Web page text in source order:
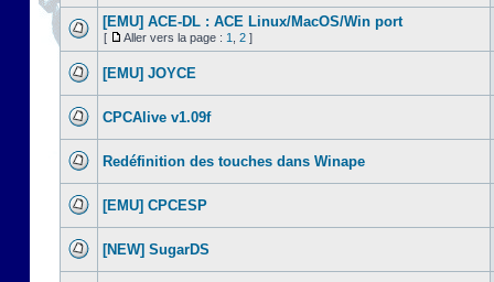
[EMU] ACE-DL : ACE Linux/MacOS/Win port
[ Aller vers la page : 1 2 ]
[EMU] JOYCE
CPCAlive v1.09f
Redéfinition des touches dans Winape
[EMU] CPCESP
[NEW] SugarDS